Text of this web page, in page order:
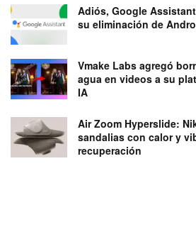
Adiós, Google
su eliminación de
Vmake Labs agregó
agua en videos a su
IA
Air Zoom Hyperslide:
sandalias con calor y
recuperación